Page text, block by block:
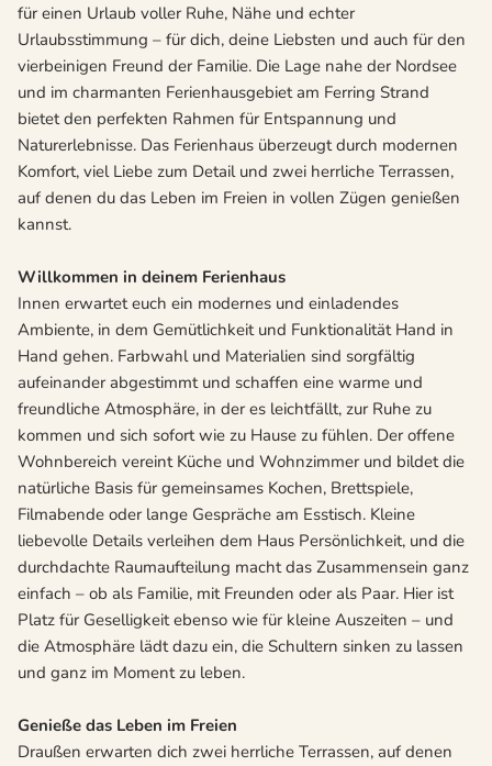
für einen Urlaub voller Ruhe, Nähe und echter
Urlaubsstimmung – für dich, deine Liebsten und auch für den
vierbeinigen Freund der Familie. Die Lage nahe der Nordsee
und im charmanten Ferienhausgebiet am Ferring Strand
bietet den perfekten Rahmen für Entspannung und
Naturerlebnisse. Das Ferienhaus überzeugt durch modernen
Komfort, viel Liebe zum Detail und zwei herrliche Terrassen,
auf denen du das Leben im Freien in vollen Zügen genießen
kannst.
Willkommen in deinem Ferienhaus
Innen erwartet euch ein modernes und einladendes
Ambiente, in dem Gemütlichkeit und Funktionalität Hand in
Hand gehen. Farbwahl und Materialien sind sorgfältig
aufeinander abgestimmt und schaffen eine warme und
freundliche Atmosphäre, in der es leichtfällt, zur Ruhe zu
kommen und sich sofort wie zu Hause zu fühlen. Der offene
Wohnbereich vereint Küche und Wohnzimmer und bildet die
natürliche Basis für gemeinsames Kochen, Brettspiele,
Filmabende oder lange Gespräche am Esstisch. Kleine
liebevolle Details verleihen dem Haus Persönlichkeit, und die
durchdachte Raumaufteilung macht das Zusammensein ganz
einfach – ob als Familie, mit Freunden oder als Paar. Hier ist
Platz für Geselligkeit ebenso wie für kleine Auszeiten – und
die Atmosphäre lädt dazu ein, die Schultern sinken zu lassen
und ganz im Moment zu leben.
Genieße das Leben im Freien
Draußen erwarten dich zwei herrliche Terrassen, auf denen